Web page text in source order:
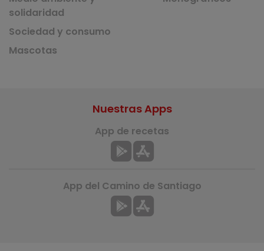
solidaridad
Sociedad y consumo
Mascotas
Nuestras Apps
App de recetas
App del Camino de Santiago